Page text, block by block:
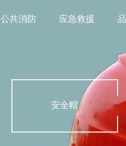
公共消防 应急救援
安全帽